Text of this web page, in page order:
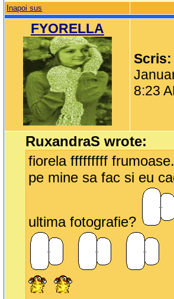
Inapoi sus
FYORELLA
8:23
RuxandraS wrote:
fiorela fffffffff
pe mine sa fac si eu
ultima fotografie?